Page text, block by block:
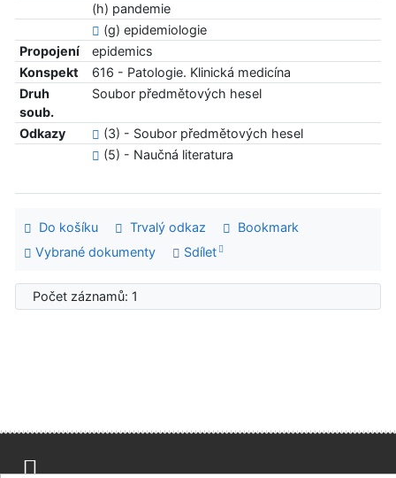
(h) pandemie
(g) epidemiologie
Propojení
epidemics
Konspekt
616 - Patologie. Klinická medicína
Druh
soub.
Soubor předmětových hesel
Odkazy
(3) - Soubor předmětových hesel
(5) - Naučná literatura
Do košíku Trvalý odkaz
Bookmark
Vybrané dokumenty
Sdílet
Počet záznamů: 1